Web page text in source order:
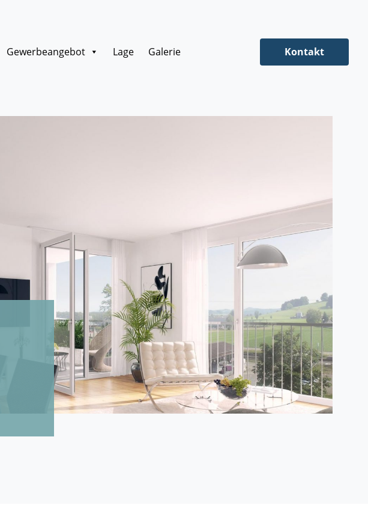
Gewerbeangebot Lage Galerie Kontakt